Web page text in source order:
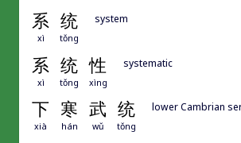
系 统
xì tǒng
system
系 统 性
xì tǒng xìng
systematic
下 寒 武 统
xià hán wǔ tǒng
lower Cambrian